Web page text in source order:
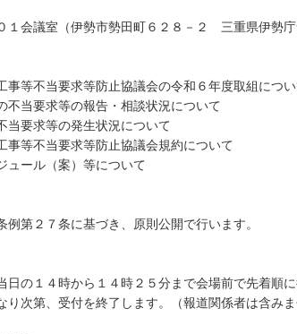
会議室（伊勢市勢田町６２８－２ 三重県伊勢庁
等不当要求等防止協議会の令和６年度取組につい
当要求等の報告・相談状況について
要求等の発生状況について
等不当要求等防止協議会規約について
ール（案）等について
２７条に基づき、原則公開で行います。
１４時から１４時２５分まで会場前で先着順に
次第、受付を終了します。（報道関係者は含みま